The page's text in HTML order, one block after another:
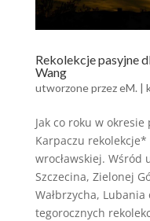
Rekolekcje pasyjne
Wang
utworzone przezeM. |
Jak co roku w
Karpaczu
wrocławskiej. Wśród
Szczecina, Zielonej
Wałbrzycha,
tegorocznych